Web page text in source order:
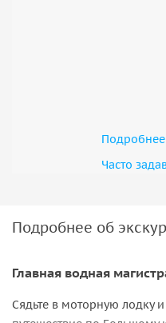
Подробнее
Часто
Подробнее об
Главная водная
Сядьте в моторную лодку